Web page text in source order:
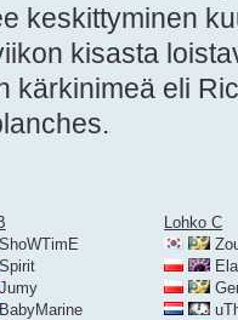
keskittyminen
kisasta
kärkinimeä eli
Lohko C